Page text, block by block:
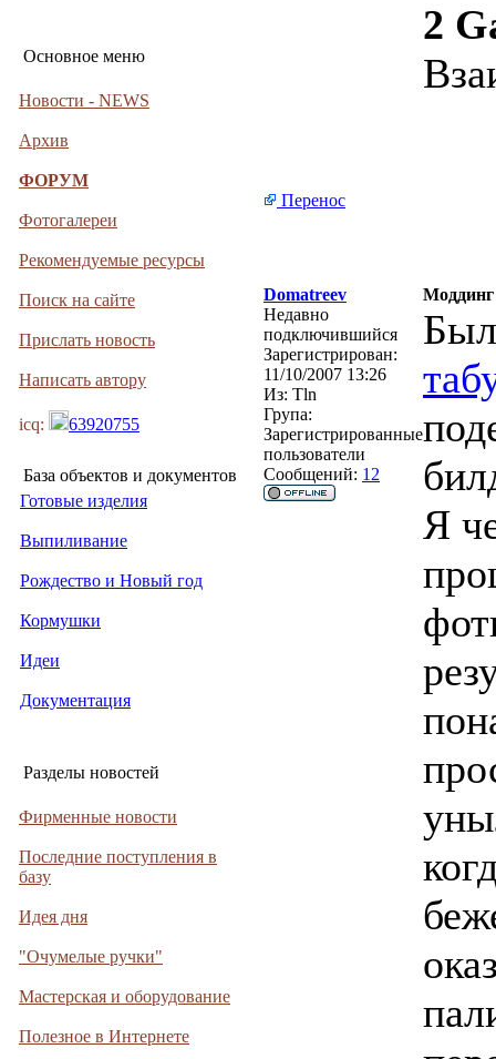
Основное меню
Новости - NEWS
Архив
ФОРУМ
Фотогалереи
Рекомендуемые ресурсы
Поиск на сайте
Прислать новость
Написать автору
icq: 63920755
База объектов и документов
Готовые изделия
Выпиливание
Рождество и Новый год
Кормушки
Идеи
Документация
Разделы новостей
Фирменные новости
Последние поступления в
базу
Идея дня
"Очумелые ручки"
Мастерская и оборудование
Полезное в Интернете
2
Перенос
Domatreev
Моддинг
Недавно
подключившийся
Зарегистрирован:
11/10/2007 13:26
Из: Tln
Група:
Зарегистрированные
пользователи
Сообщений: 12
Я